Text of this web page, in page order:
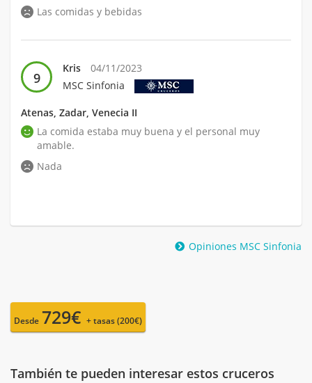
Las comidas y bebidas
9
Kris
04/11/2023
MSC Sinfonia
Atenas, Zadar, Venecia II
La comida estaba muy buena y el personal muy
amable.
Nada
Opiniones MSC Sinfonia
Desde 729€ + tasas (200€)
También te pueden interesar estos cruceros